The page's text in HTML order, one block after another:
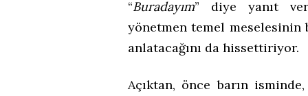
“Buradayım” diye yanıt
yönetmen temel meselesinin
anlatacağını da hissettiriyor.
Açıktan, önce barın